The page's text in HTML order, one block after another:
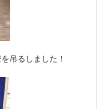
吊るしました！